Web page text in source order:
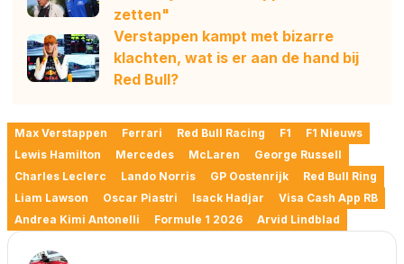
zetten"
Verstappen kampt met bizarre
klachten, wat is er aan de hand bij
Red Bull?
Max Verstappen Ferrari Red Bull Racing F1
F1 Nieuws
Lewis Hamilton
Mercedes McLaren
George Russell
Charles Leclerc
Lando Norris GP Oostenrijk
Red Bull Ring
Liam Lawson
Oscar Piastri Isack Hadjar
Visa Cash App RB
Andrea Kimi Antonelli
Formule 1 2026 Arvid Lindblad